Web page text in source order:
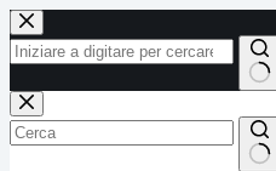
Salta
al
contenuto
Salta
al
contenuto
Nessun
risultato